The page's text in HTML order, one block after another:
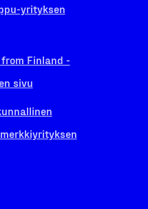
yrityksen
from Finland -
sivu